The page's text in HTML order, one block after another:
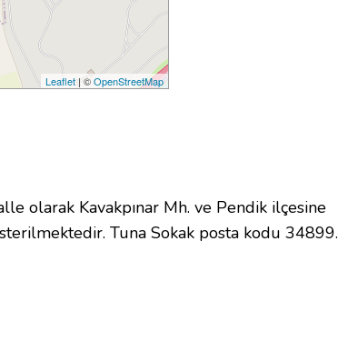
Leaflet | ©OpenStreetMap
olarak Kavakpınar Mh. ve Pendik ilçesine
Tuna Sokak posta kodu 34899.